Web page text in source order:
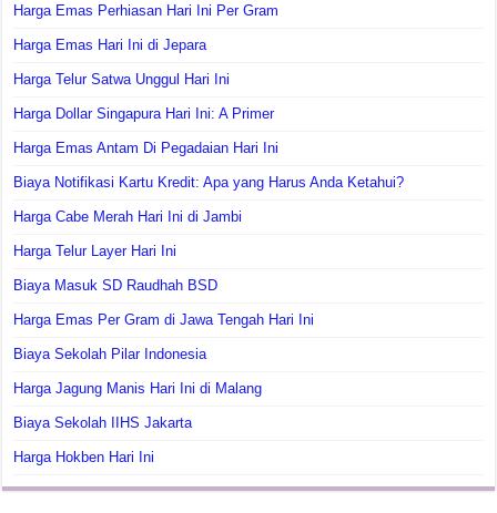
Harga Emas Perhiasan Hari Ini Per Gram
Harga Emas Hari Ini di Jepara
Harga Telur Satwa Unggul Hari Ini
Harga Dollar Singapura Hari Ini: A Primer
Harga Emas Antam Di Pegadaian Hari Ini
Biaya Notifikasi Kartu Kredit: Apa yang Harus Anda Ketahui?
Harga Cabe Merah Hari Ini di Jambi
Harga Telur Layer Hari Ini
Biaya Masuk SD Raudhah BSD
Harga Emas Per Gram di Jawa Tengah Hari Ini
Biaya Sekolah Pilar Indonesia
Harga Jagung Manis Hari Ini di Malang
Biaya Sekolah IIHS Jakarta
Harga Hokben Hari Ini